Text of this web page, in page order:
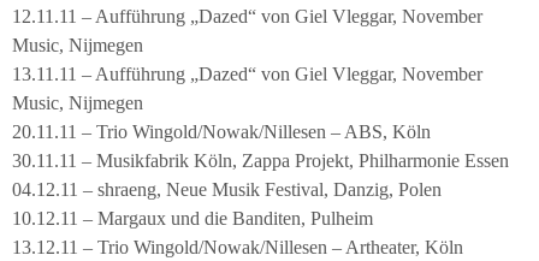
12.11.11 – Aufführung „Dazed“ von Giel Vleggar, November
Music, Nijmegen
13.11.11 – Aufführung „Dazed“ von Giel Vleggar, November
Music, Nijmegen
20.11.11 – Trio Wingold/Nowak/Nillesen – ABS, Köln
30.11.11 – Musikfabrik Köln, Zappa Projekt, Philharmonie Essen
04.12.11 – shraeng, Neue Musik Festival, Danzig, Polen
10.12.11 – Margaux und die Banditen, Pulheim
13.12.11 – Trio Wingold/Nowak/Nillesen – Artheater, Köln